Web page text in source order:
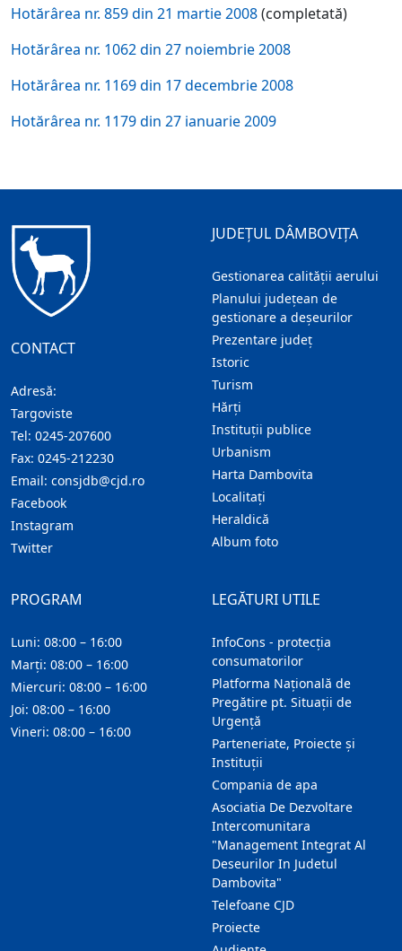
Hotărârea nr. 859 din 21 martie 2008(completată)
Hotărârea nr. 1062 din 27 noiembrie 2008
Hotărârea nr. 1169 din 17 decembrie 2008
Hotărârea nr. 1179 din 27 ianuarie 2009
CONTACT
Adresă:
Targoviste
Tel: 0245-207600
Fax: 0245-212230
Email: consjdb@cjd.ro
Facebook
Instagram
Twitter
JUDEȚUL DÂMBOVIȚA
Gestionarea calității aerului
Planului județean de
gestionare a deșeurilor
Prezentare judeţ
Istoric
Turism
Hărţi
Instituţii publice
Urbanism
Harta Dambovita
Localitaţi
Heraldică
Album foto
LEGĂTURI UTILE
InfoCons - protecția
consumatorilor
Platforma Națională de
Pregătire pt. Situații de
Urgență
Parteneriate, Proiecte și
Instituții
Compania de apa
Asociatia De Dezvoltare
Intercomunitara
"Management Integrat Al
Deseurilor In Judetul
Dambovita"
Telefoane CJD
Proiecte
PROGRAM
Luni: 08:00 – 16:00
Marți: 08:00 – 16:00
Miercuri: 08:00 – 16:00
Joi: 08:00 – 16:00
Vineri: 08:00 – 16:00